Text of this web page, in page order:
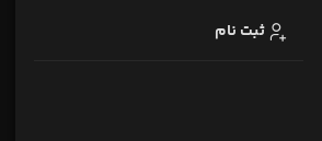
ثبت نام